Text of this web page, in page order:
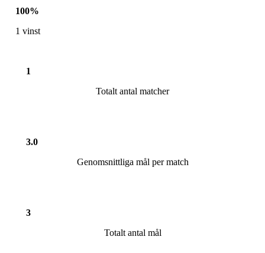
100%
1 vinst
1
Totalt antal matcher
3.0
Genomsnittliga mål per match
3
Totalt antal mål